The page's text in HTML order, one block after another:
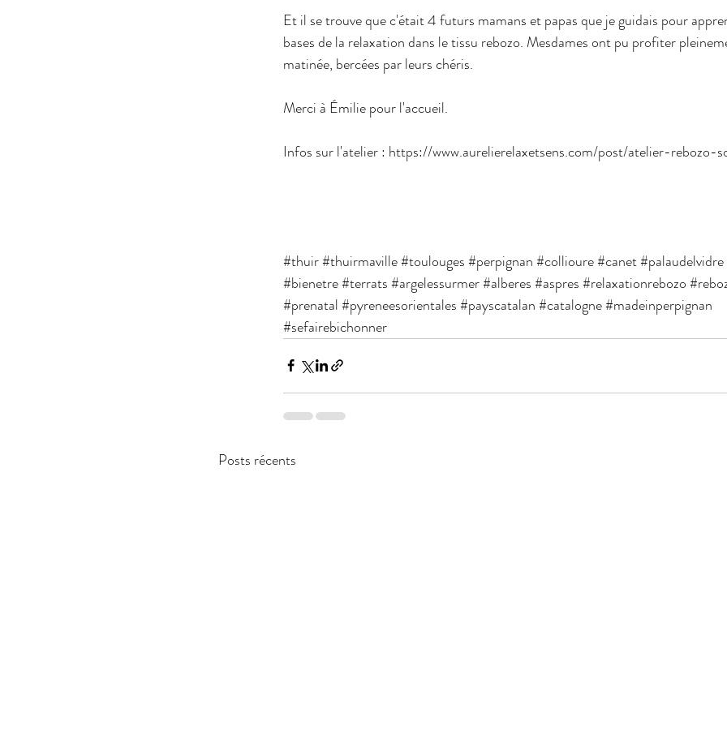
Et il se trouve que c'était 4 futurs mamans et papas que je guidais pour
bases de la relaxation dans le tissu rebozo. Mesdames ont pu profiter
matinée, bercées par leurs chéris.
Merci à Émilie pour l'accueil.
Infos sur l'atelier : https://www.aurelierelaxetsens.com/post/atelier-rebozo-
#thuir#thuirmaville#toulouges#perpignan#collioure#canet#palaudelvidre
#bienetre#terrats#argelessurmer#alberes#aspres#relaxationrebozo
#prenatal#pyreneesorientales#payscatalan#catalogne#madeinperpignan
#sefairebichonner
Posts récents